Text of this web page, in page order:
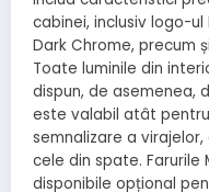
cabinei, inclusiv logo-
Dark Chrome, precum
Toate luminile din
dispun, de asemenea,
este valabil atât
semnalizare a
cele din spate. Farurile
disponibile opțional